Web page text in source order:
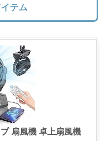
テム
扇風機 卓上扇風機